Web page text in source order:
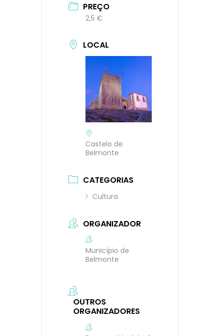
PREÇO
2,5 €
LOCAL
Castelo de
Belmonte
CATEGORIAS
Cultura
ORGANIZADOR
Município de
Belmonte
OUTROS
ORGANIZADORES